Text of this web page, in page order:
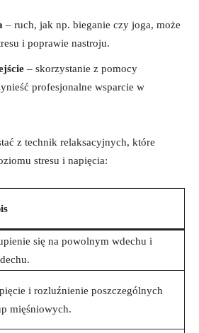
– ruch, jak np. bieganie czy joga, może
i poprawie nastroju.
– skorzystanie z pomocy
profesjonalne wsparcie w
z technik relaksacyjnych, które
stresu i napięcia:
się na powolnym wdechu i
i rozluźnienie poszczególnych
mięśniowych.